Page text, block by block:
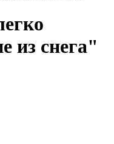
из снега"